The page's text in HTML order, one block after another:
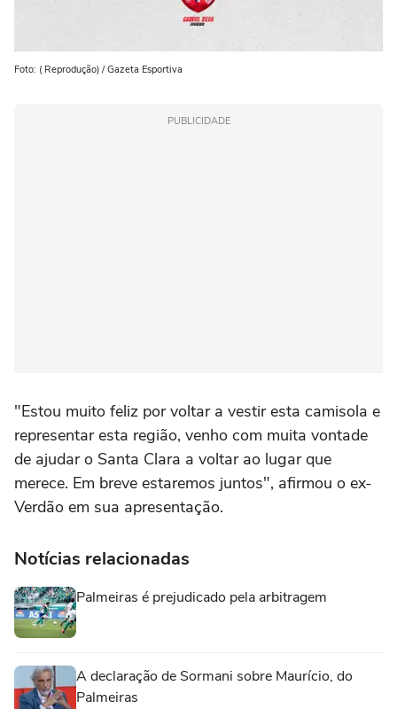
Foto: ( Reprodução) / Gazeta Esportiva
PUBLICIDADE
"Estou muito feliz por voltar a vestir esta camisola e
representar esta região, venho com muita vontade
de ajudar o Santa Clara a voltar ao lugar que
merece. Em breve estaremos juntos", afirmou o ex-
Verdão em sua apresentação.
Notícias relacionadas
Palmeiras é prejudicado pela arbitragem
A declaração de Sormani sobre Maurício, do
Palmeiras